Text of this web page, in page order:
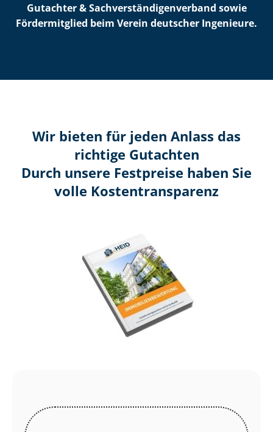
Gutachter & Sach­ver­stän­di­gen­ver­band sowie
Fördermitglied beim Verein deutscher Ingenieure.
Wir bieten für jeden Anlass das
richtige Gutachten
Durch unsere Festpreise haben Sie
volle Kosten­transparenz